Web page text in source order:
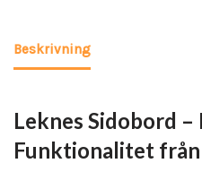
Beskrivning
Leknes Sidobord –
Funktionalitet